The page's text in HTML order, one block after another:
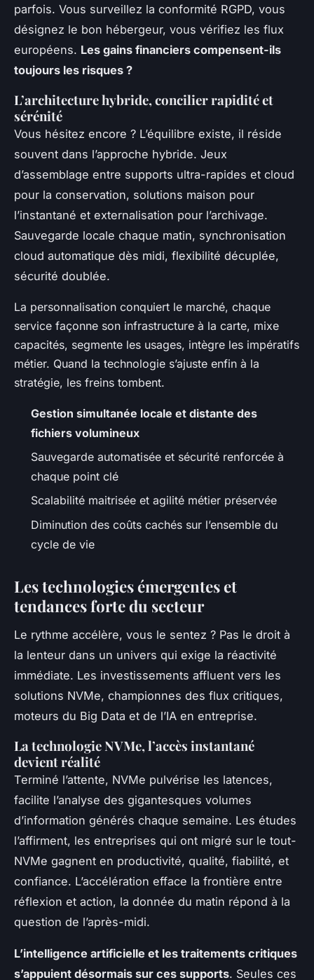
parfois. Vous surveillez la conformité RGPD, vous
désignez le bon hébergeur, vous vérifiez les flux
européens. Les gains financiers compensent-ils
toujours les risques ?
L’architecture hybride, concilier rapidité et
sérénité
Vous hésitez encore ? L’équilibre existe, il réside
souvent dans l’approche hybride. Jeux
d’assemblage entre supports ultra-rapides et cloud
pour la conservation, solutions maison pour
l’instantané et externalisation pour l’archivage.
Sauvegarde locale chaque matin, synchronisation
cloud automatique dès midi, flexibilité décuplée,
sécurité doublée.
La personnalisation conquiert le marché, chaque
service façonne son infrastructure à la carte, mixe
capacités, segmente les usages, intègre les impératifs
métier. Quand la technologie s’ajuste enfin à la
stratégie, les freins tombent.
Gestion simultanée locale et distante des
fichiers volumineux
Sauvegarde automatisée et sécurité renforcée à
chaque point clé
Scalabilité maitrisée et agilité métier préservée
Diminution des coûts cachés sur l’ensemble du
cycle de vie
Les technologies émergentes et
tendances forte du secteur
Le rythme accélère, vous le sentez ? Pas le droit à
la lenteur dans un univers qui exige la réactivité
immédiate. Les investissements affluent vers les
solutions NVMe, championnes des flux critiques,
moteurs du Big Data et de l’IA en entreprise.
La technologie NVMe, l’accès instantané
devient réalité
Terminé l’attente, NVMe pulvérise les latences,
facilite l’analyse des gigantesques volumes
d’information générés chaque semaine. Les études
l’affirment, les entreprises qui ont migré sur le tout-
NVMe gagnent en productivité, qualité, fiabilité, et
confiance. L’accélération efface la frontière entre
réflexion et action, la donnée du matin répond à la
question de l’après-midi.
L’intelligence artificielle et les traitements critiques
s’appuient désormais sur ces supports. Seules ces